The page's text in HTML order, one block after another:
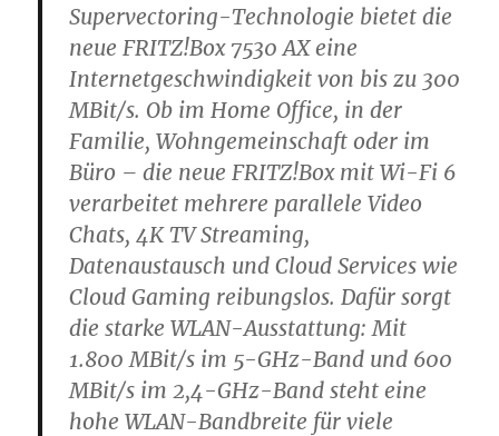
Supervectoring-Technologie bietet die
neue FRITZ!Box 7530 AX eine
Internetgeschwindigkeit von bis zu 300
MBit/s. Ob im Home Office, in der
Familie, Wohngemeinschaft oder im
Büro – die neue FRITZ!Box mit Wi-Fi 6
verarbeitet mehrere parallele Video
Chats, 4K TV Streaming,
Datenaustausch und Cloud Services wie
Cloud Gaming reibungslos. Dafür sorgt
die starke WLAN-Ausstattung: Mit
1.800 MBit/s im 5-GHz-Band und 600
MBit/s im 2,4-GHz-Band steht eine
hohe WLAN-Bandbreite für viele